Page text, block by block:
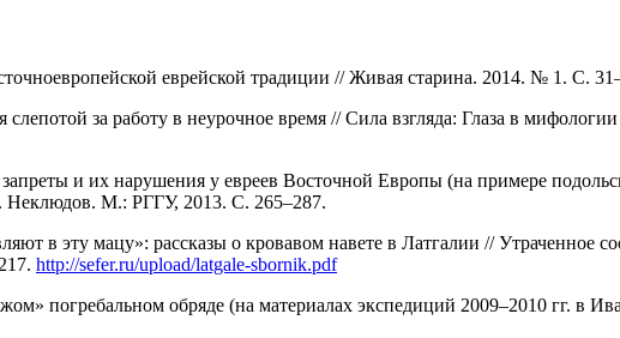
еврейской традиции // Живая старина. 2014. № 1. С.
за работу в неурочное время // Сила взгляда: Глаза в
и их нарушения у евреев Восточной Европы (на примере
М.: РГГУ, 2013. С. 265–287.
в эту мацу»: рассказы о кровавом навете в Латгалии // Утраченное
http://sefer.ru/upload/latgale-sbornik.pdf
погребальном обряде (на материалах экспедиций 2009–2010 гг. в